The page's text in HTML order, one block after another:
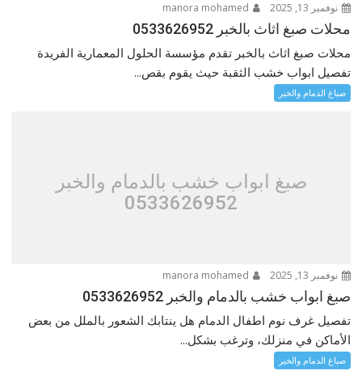
نوفمبر 13, 2025
محلات صبغ اثاث بالخبر 0533626952
محلات صبغ اثاث بالخبر تقدم مؤسسة الحلول المعمارية الفريدة
تفصيل ابواب خشب الثقبة حيث يقوم بقص...
صباغ الدمام والخبر
صبغ ابواب خشب بالدمام والخبر
0533626952
نوفمبر 13, 2025
صبغ ابواب خشب بالدمام والخبر 0533626952
تفصيل غرف نوم اطفال الدمام هل ينتابك الشعور بالملل من بعض
الأماكن في منزلك، وترغب بشكل...
صباغ الدمام والخبر